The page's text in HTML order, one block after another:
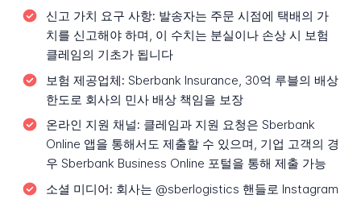
신고 가치 요구 사항: 발송자는 주문 시점에 택배의 가
치를 신고해야 하며, 이 수치는 분실이나 손상 시 보험
클레임의 기초가 됩니다
보험 제공업체: Sberbank Insurance, 30억 루블의 배상
한도로 회사의 민사 배상 책임을 보장
온라인 지원 채널: 클레임과 지원 요청은 Sberbank
Online 앱을 통해서도 제출할 수 있으며, 기업 고객의 경
우 Sberbank Business Online 포털을 통해 제출 가능
소셜 미디어: 회사는 @sberlogistics 핸들로 Instagram